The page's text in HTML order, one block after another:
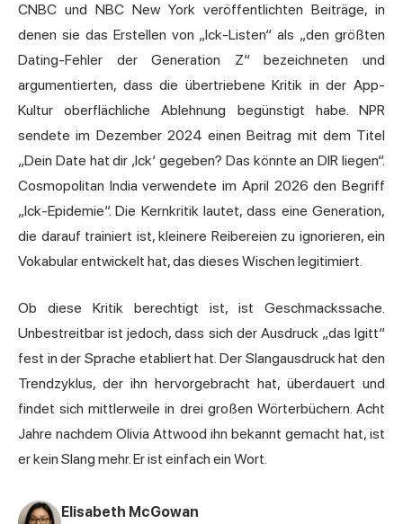
CNBC und NBC New York veröffentlichten Beiträge, in
denen sie das Erstellen von „Ick-Listen“ als „den größten
Dating-Fehler der Generation Z“ bezeichneten und
argumentierten, dass die übertriebene Kritik in der App-
Kultur oberflächliche Ablehnung begünstigt habe. NPR
sendete im Dezember 2024 einen Beitrag mit dem Titel
„Dein Date hat dir ‚Ick‘ gegeben? Das könnte an DIR liegen“.
Cosmopolitan India verwendete im April 2026 den Begriff
„Ick-Epidemie“. Die Kernkritik lautet, dass eine Generation,
die darauf trainiert ist, kleinere Reibereien zu ignorieren, ein
Vokabular entwickelt hat, das dieses Wischen legitimiert.
Ob diese Kritik berechtigt ist, ist Geschmackssache.
Unbestreitbar ist jedoch, dass sich der Ausdruck „das Igitt“
fest in der Sprache etabliert hat. Der Slangausdruck hat den
Trendzyklus, der ihn hervorgebracht hat, überdauert und
findet sich mittlerweile in drei großen Wörterbüchern. Acht
Jahre nachdem Olivia Attwood ihn bekannt gemacht hat, ist
er kein Slang mehr. Er ist einfach ein Wort.
Elisabeth McGowan